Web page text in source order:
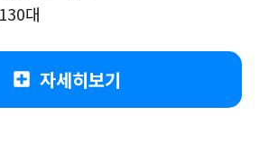
대
자세히보기